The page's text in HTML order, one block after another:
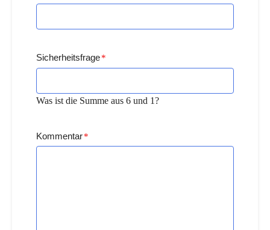
Sicherheitsfrage*
Was ist die Summe aus 6 und 1?
Kommentar*